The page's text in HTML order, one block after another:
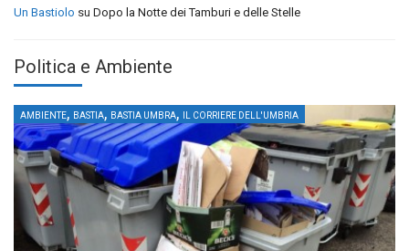
Un Bastiolo su Dopo la Notte dei Tamburi e delle Stelle
Politica e Ambiente
AMBIENTE, BASTIA, BASTIA UMBRA, IL CORRIERE DELL'UMBRIA